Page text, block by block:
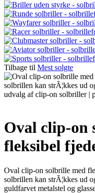
Tilbage til Mest solgte
Oval clip-on
fleksibel
Oval clip-on solbrille med
solbrillen kan strÃ¦kkes ud
guldfarvet metalstel og